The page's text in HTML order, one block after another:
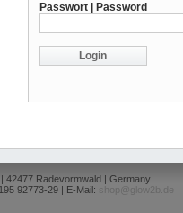
Passwort | Password
42477 Radevormwald | Germany
92773-29 | E-Mail:
shop@glow2b.de